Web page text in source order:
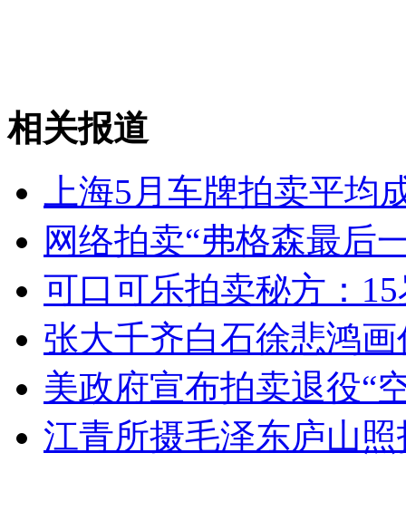
外交部：反对强权政治霸凌主义
外交部：有关国家言论片面不公正
安徽一实载49人客车翻车
走！跟着总书记去植树
消防员救轻生者 花炮节热闹非凡 减压"枕头大战"
相关报道
上海5月车牌拍卖平均
网络拍卖“弗格森最后
可口可乐拍卖秘方：
张大千齐白石徐悲鸿
美政府宣布拍卖退役“
江青所摄毛泽东庐山